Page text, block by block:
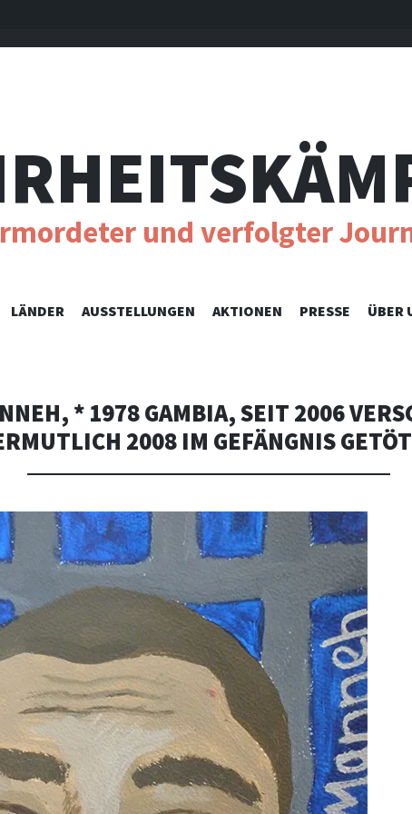
und verfolgter
SKIP
LÄNDER AUSSTELLUNGEN AKTIONEN PRESSE ÜBER
* 1978 GAMBIA, SEIT 2006
2008 IM GEFÄNGNIS